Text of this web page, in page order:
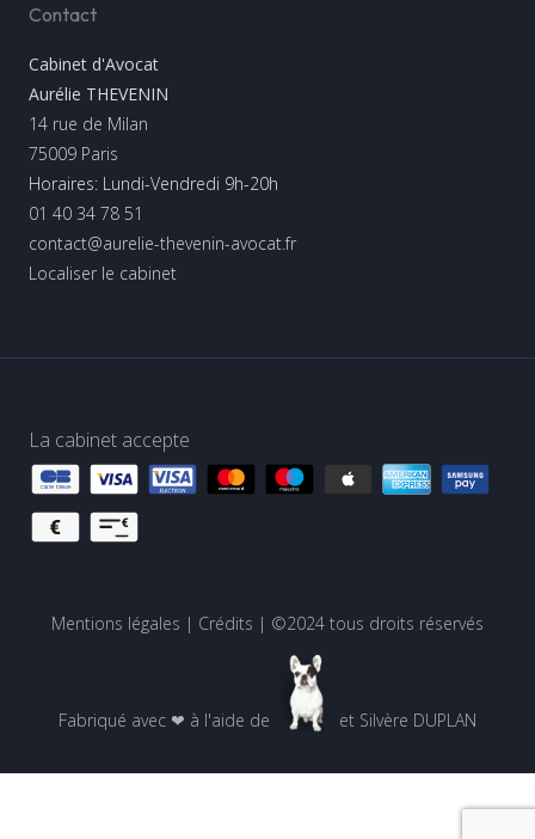
Contact
Cabinet d'Avocat
Aurélie THEVENIN
14 rue de Milan
75009 Paris
Horaires: Lundi-Vendredi 9h-20h
01 40 34 78 51
contact@aurelie-thevenin-avocat.fr
Localiser le cabinet
La cabinet accepte
Mentions légales | Crédits | ©2024 tous droits réservés
Fabriqué avec ❤ à l'aide de et Silvère DUPLAN